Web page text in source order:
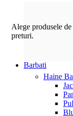
Alege produsele
preturi.
Barbati
Haine